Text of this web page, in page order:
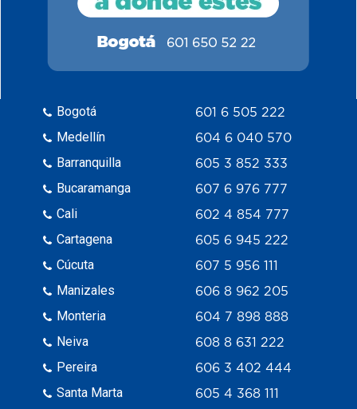
Bogotá
Medellín
Barranquilla
Bucaramanga
Cali
Cartagena
Cúcuta
Manizales
Monteria
Neiva
Pereira
Santa Marta
601 6 505 222
604 6 040 570
605 3 852 333
607 6 976 777
602 4 854 777
605 6 945 222
607 5 956 111
606 8 962 205
604 7 898 888
608 8 631 222
606 3 402 444
605 4 368 111